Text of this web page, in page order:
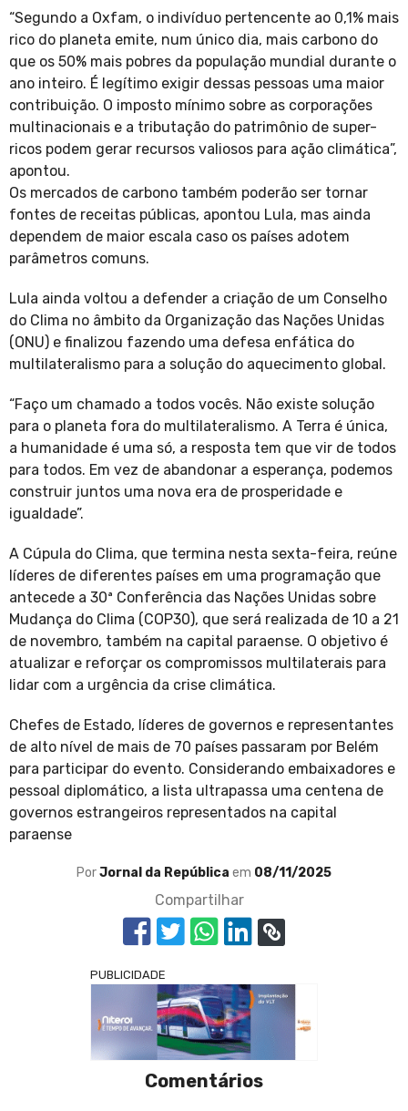
“Segundo a Oxfam, o indivíduo pertencente ao 0,1% mais
rico do planeta emite, num único dia, mais carbono do
que os 50% mais pobres da população mundial durante o
ano inteiro. É legítimo exigir dessas pessoas uma maior
contribuição. O imposto mínimo sobre as corporações
multinacionais e a tributação do patrimônio de super-
ricos podem gerar recursos valiosos para ação climática”,
apontou.
Os mercados de carbono também poderão ser tornar
fontes de receitas públicas, apontou Lula, mas ainda
dependem de maior escala caso os países adotem
parâmetros comuns.
Lula ainda voltou a defender a criação de um Conselho
do Clima no âmbito da Organização das Nações Unidas
(ONU) e finalizou fazendo uma defesa enfática do
multilateralismo para a solução do aquecimento global.
“Faço um chamado a todos vocês. Não existe solução
para o planeta fora do multilateralismo. A Terra é única,
a humanidade é uma só, a resposta tem que vir de todos
para todos. Em vez de abandonar a esperança, podemos
construir juntos uma nova era de prosperidade e
igualdade”.
A Cúpula do Clima, que termina nesta sexta-feira, reúne
líderes de diferentes países em uma programação que
antecede a 30ª Conferência das Nações Unidas sobre
Mudança do Clima (COP30), que será realizada de 10 a 21
de novembro, também na capital paraense. O objetivo é
atualizar e reforçar os compromissos multilaterais para
lidar com a urgência da crise climática.
Chefes de Estado, líderes de governos e representantes
de alto nível de mais de 70 países passaram por Belém
para participar do evento. Considerando embaixadores e
pessoal diplomático, a lista ultrapassa uma centena de
governos estrangeiros representados na capital
paraense
PorJornal da República em 08/11/2025
Compartilhar
PUBLICIDADE
Comentários